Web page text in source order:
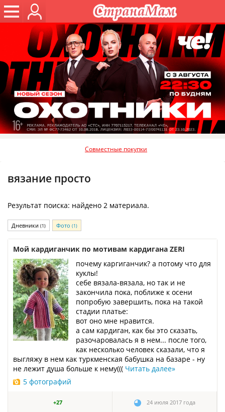
Совместные покупки
вязание просто
Результат поиска: найдено 2 материала.
Дневники (1) Фото (1)
Мой кардиганчик по мотивам кардигана ZERI
почему каргиганчик? а потому что для
куклы!
себе вязала-вязала, но так и не
закончила пока, поближе к осени
попробую завершить, пока на такой
стадии платье:
вот оно мне нравится.
а сам кардиган, как бы это сказать,
разочаровалась я в нем... после того,
как несколько человек сказали, что я
выгляжу в нем как туркменская бабушка на базаре - ну
не лежит душа больше к нему((( Читать далее»
5 фотографий
+27 24 июля 2017 года